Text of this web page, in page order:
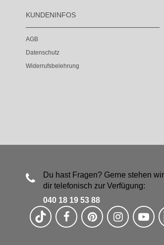
KUNDENINFOS
AGB
Datenschutz
Widerrufsbelehrung
Du hast Fragen? Gerne stehen wir
dir telefonisch zur Verfügung:
040 18 19 53 88